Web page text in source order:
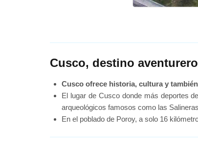
Cusco, destino aventurero
Cusco ofrece historia, cultura y
El lugar de Cusco donde más deportes
arqueológicos famosos como las
En el poblado de Poroy, a solo 16